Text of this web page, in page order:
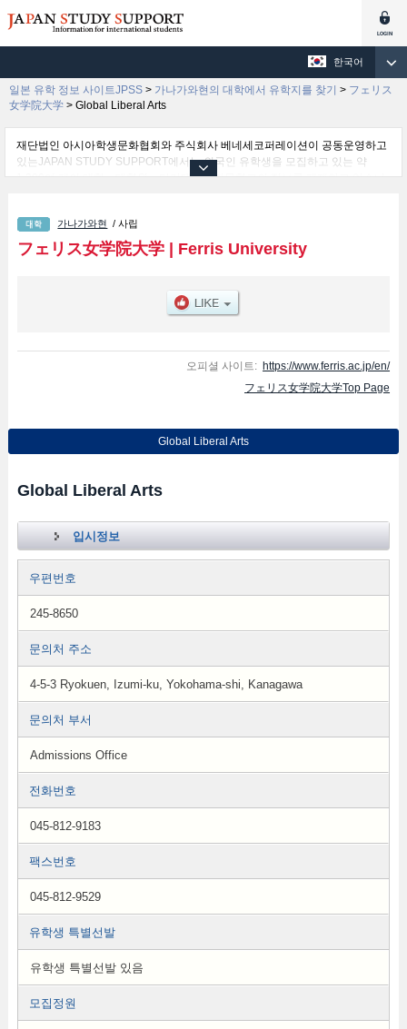
한국어
일본 유학 정보 사이트JPSS > 가나가와현의 대학에서 유학지를 찾기 > フェリス
女学院大学 > Global Liberal Arts
재단법인 아시아학생문화협회와 주식회사 베네세코퍼레이션이 공동운영하고
있는JAPAN STUDY SUPPORT에서는 외국인 유학생을 모집하고 있는 약
1,300여 개의 대학・대학원・단기대학・전문학교의 정보를 게재하고 있습니
Liberal Arts 학부 등의 학부별 정보, 모집정원과 합격자수 등의 입시정보, 시설
안내, 교통정보 등 외국인 유학생에게 유익하고 필요한 정보를 게재하고 있으
므로 많이 이용해 주시기 바랍니다.
가나가와현 / 사립
フェリス女学院大学| Ferris University
오피셜 사이트: https://www.ferris.ac.jp/en/
フェリス女学院大学Top Page
Global Liberal Arts
Global Liberal Arts
입시정보
우편번호
245-8650
문의처 주소
4-5-3 Ryokuen, Izumi-ku, Yokohama-shi, Kanagawa
문의처 부서
Admissions Office
전화번호
045-812-9183
팩스번호
045-812-9529
유학생 특별선발
유학생 특별선발 있음
모집정원